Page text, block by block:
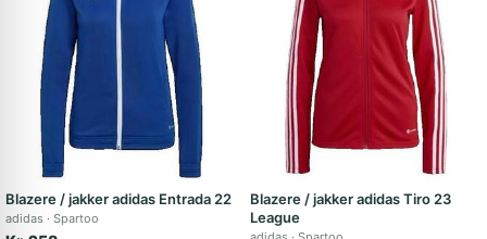
Blazere / jakker adidas Entrada 22
adidas Spartoo
Blazere / jakker adidas Tiro 23
League